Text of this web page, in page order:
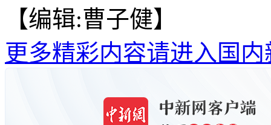
【编辑:曹子健】
更多精彩内容请进入国内